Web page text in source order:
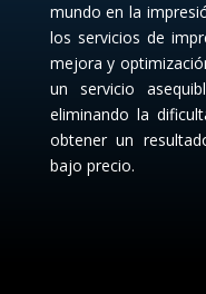
mundo en la
los servicios de
mejora y
un servicio
eliminando la
obtener un
bajo precio.